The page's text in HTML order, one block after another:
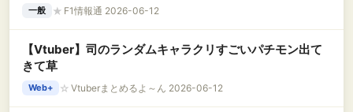
一般 ★ F1情報通 2026-06-12
【Vtuber】司のランダムキャラクリすごいパチモン出て
きて草
Web+ ☆ Vtuberまとめるよ～ん 2026-06-12